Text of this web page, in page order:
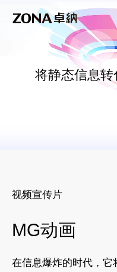
将静态信息
视频宣传片
MG动画
在信息爆炸的时代，